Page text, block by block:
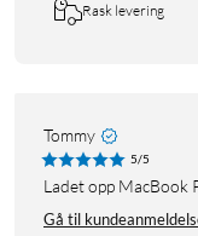
Rask levering
Tommy
5/5
Ladet opp
Gå til